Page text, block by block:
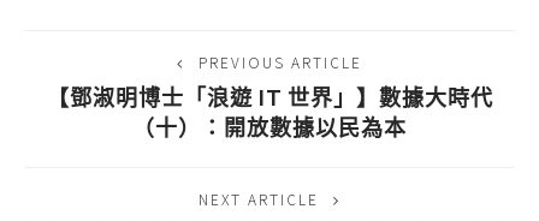
PREVIOUS ARTICLE
【鄧淑明博士「浪遊 IT 世界」】數據大時代
（十）：開放數據以民為本
NEXT ARTICLE